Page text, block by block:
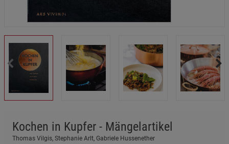
Kochen in Kupfer - Mängelartikel
Thomas Vilgis, Stephanie Arlt, Gabriele Hussenether